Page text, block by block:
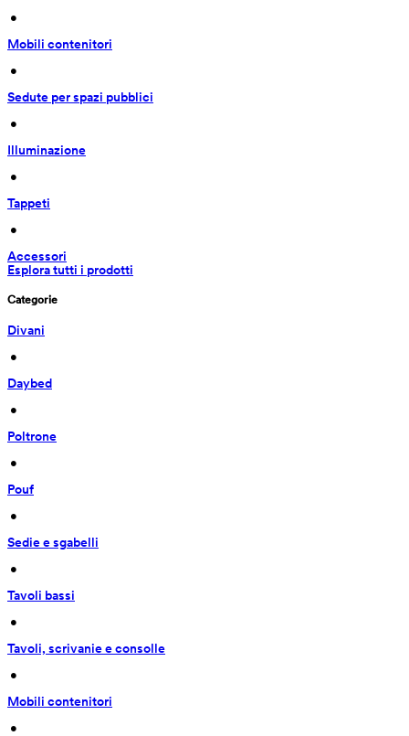
•
Mobili contenitori
•
Sedute per spazi pubblici
•
Illuminazione
•
Tappeti
•
Accessori
Esplora tutti i prodotti
Categorie
Divani
•
Daybed
•
Poltrone
•
Pouf
•
Sedie e sgabelli
•
Tavoli bassi
•
Tavoli, scrivanie e consolle
•
Mobili contenitori
•